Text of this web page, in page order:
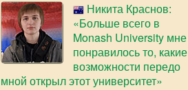
Никита Краснов:
«Больше всего в
Monash University мне
понравилось то, какие
возможности передо
мной открыл этот университет»